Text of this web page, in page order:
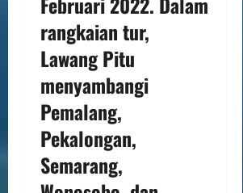
rangkaian tur,
Lawang Pitu
menyambangi
Pemalang,
Pekalongan,
Semarang,